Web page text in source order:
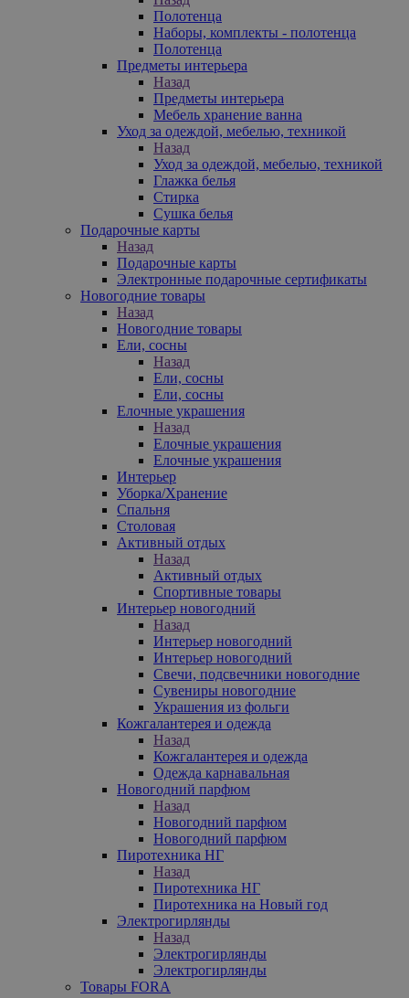
Полотенца
Наборы, комплекты - полотенца
Полотенца
Предметы интерьера
Назад
Предметы интерьера
Мебель хранение ванна
Уход за одеждой, мебелью, техникой
Назад
Уход за одеждой, мебелью, техникой
Глажка белья
Стирка
Сушка белья
Подарочные карты
Назад
Подарочные карты
Электронные подарочные сертификаты
Новогодние товары
Назад
Новогодние товары
Ели, сосны
Назад
Ели, сосны
Ели, сосны
Елочные украшения
Назад
Елочные украшения
Елочные украшения
Интерьер
Уборка/Хранение
Спальня
Столовая
Активный отдых
Назад
Активный отдых
Спортивные товары
Интерьер новогодний
Назад
Интерьер новогодний
Интерьер новогодний
Свечи, подсвечники новогодние
Сувениры новогодние
Украшения из фольги
Кожгалантерея и одежда
Назад
Кожгалантерея и одежда
Одежда карнавальная
Новогодний парфюм
Назад
Новогодний парфюм
Новогодний парфюм
Пиротехника НГ
Назад
Пиротехника НГ
Пиротехника на Новый год
Электрогирлянды
Назад
Электрогирлянды
Электрогирлянды
Товары FORA